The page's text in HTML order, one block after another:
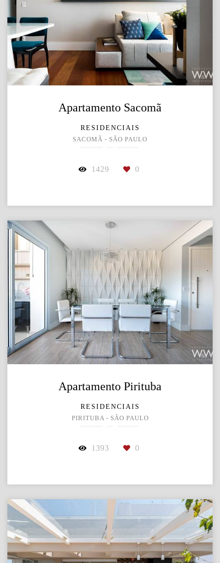
Apartamento Sacomã
RESIDENCIAIS
SACOMÃ - SÃO PAULO
1429 0
Apartamento Pirituba
RESIDENCIAIS
PIRITUBA - SÃO PAULO
1393 0